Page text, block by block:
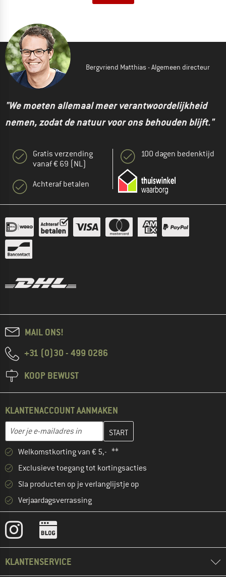
Bergvriend Matthias - Algemeen directeur
"We moeten allemaal meer verantwoordelijkheid
nemen, zodat de natuur voor ons behouden blijft."
Gratis verzending
vanaf € 69 (NL)
Achteraf betalen
100 dagen bedenktijd
MAIL ONS!
+31 (0)30 - 499 0286
KOOP BEWUST
KLANTENACCOUNT AANMAKEN
Voer je e-mailadres in
Vul je e-mailadres hier in en maak in de volgende stap je
Welkomstkorting van € 5,- **
Exclusieve toegang tot kortingsacties
Sla producten op je verlanglijstje op
Verjaardagsverrassing
KLANTENSERVICE